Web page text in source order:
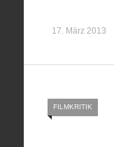
17. März 2013
FILMKRITIK